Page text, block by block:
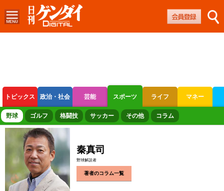
トピックス 政治・社会 芸能 スポーツ ライフ マネー
ボートレース 競輪 オートレース
野球 ゴルフ 格闘技 サッカー その他 コラム
秦真司
野球解説者
著者のコラム一覧